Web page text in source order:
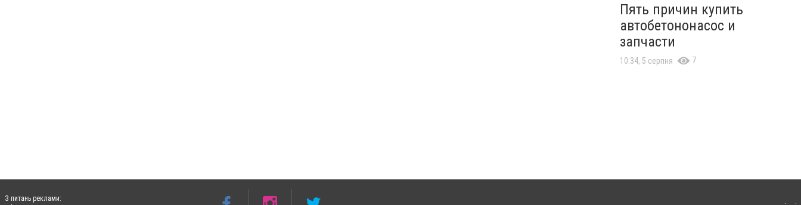
Пять причин купить
автобетононасос и
запчасти
10:34, 5 серпня 7
З питань реклами: